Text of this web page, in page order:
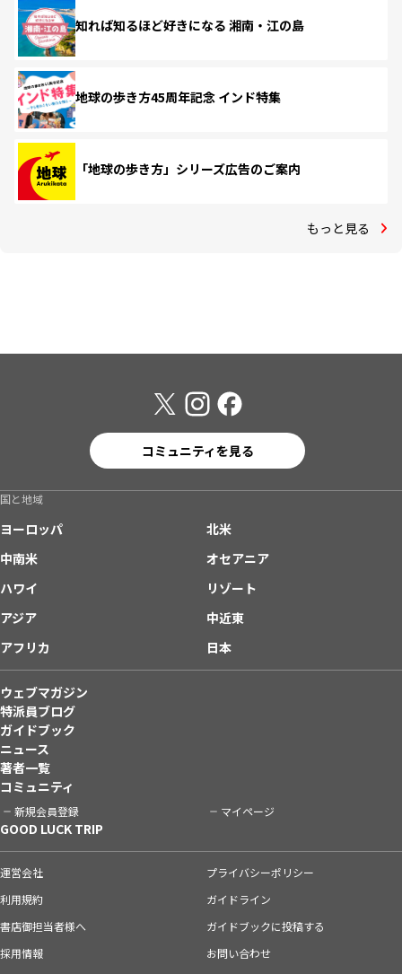
知れば知るほど好きになる 湘南・江の島
地球の歩き方45周年記念 インド特集
「地球の歩き方」シリーズ広告のご案内
もっと見る
コミュニティを見る
国と地域
ヨーロッパ
北米
中南米
オセアニア
ハワイ
リゾート
アジア
中近東
アフリカ
日本
ウェブマガジン
特派員ブログ
ガイドブック
ニュース
著者一覧
コミュニティ
新規会員登録 マイページ
GOOD LUCK TRIP
運営会社
プライバシーポリシー
利用規約
ガイドライン
書店御担当者様へ
ガイドブックに投稿する
採用情報
お問い合わせ